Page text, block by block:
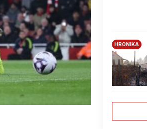
HRONIKA